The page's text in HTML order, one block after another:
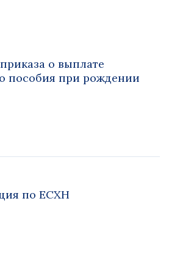
о выплате
пособия при рождении
по ЕСХН